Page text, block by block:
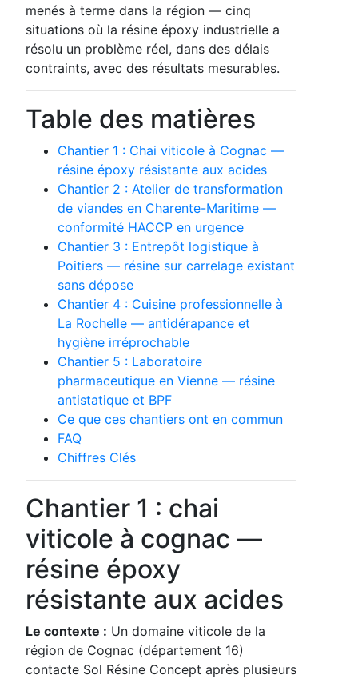
menés à terme dans la région — cinq
situations où la résine époxy industrielle a
résolu un problème réel, dans des délais
contraints, avec des résultats mesurables.
Table des matières
Chantier 1 : Chai viticole à Cognac —
résine époxy résistante aux acides
Chantier 2 : Atelier de transformation
de viandes en Charente-Maritime —
conformité HACCP en urgence
Chantier 3 : Entrepôt logistique à
Poitiers — résine sur carrelage existant
sans dépose
Chantier 4 : Cuisine professionnelle à
La Rochelle — antidérapance et
hygiène irréprochable
Chantier 5 : Laboratoire
pharmaceutique en Vienne — résine
antistatique et BPF
Ce que ces chantiers ont en commun
FAQ
Chiffres Clés
Chantier 1 : chai
viticole à cognac —
résine époxy
résistante aux acides
Le contexte : Un domaine viticole de la
région de Cognac (département 16)
contacte Sol Résine Concept après plusieurs